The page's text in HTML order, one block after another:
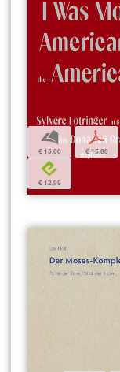
b
€ 15,00
p
€ 15,00
e
€ 12,99